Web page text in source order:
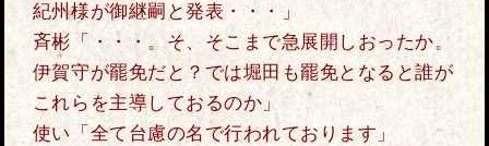
紀州様が御継嗣と発表・・・」
斉彬「・・・。そ、そこまで急展開しおったか。
伊賀守が罷免だと？では堀田も罷免となると誰が
これらを主導しておるのか」
使い「全て台慮の名で行われております」